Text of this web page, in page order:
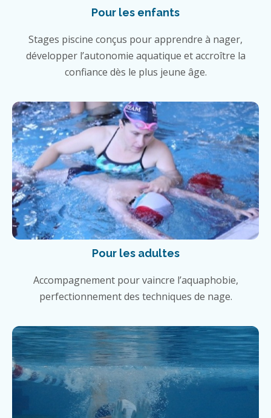
Pour les enfants
Stages piscine conçus pour apprendre à nager,
développer l’autonomie aquatique et accroître la
confiance dès le plus jeune âge.
Pour les adultes
Accompagnement pour vaincre l’aquaphobie,
perfectionnement des techniques de nage.